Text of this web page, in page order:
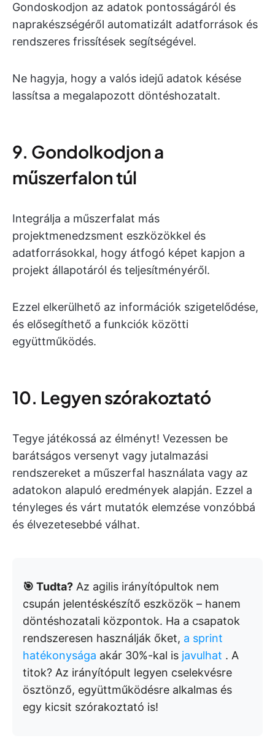
Gondoskodjon az adatok pontosságáról és
naprakészségéről automatizált adatforrások és
rendszeres frissítések segítségével.
Ne hagyja, hogy a valós idejű adatok késése
lassítsa a megalapozott döntéshozatalt.
9. Gondolkodjon a
műszerfalon túl
Integrálja a műszerfalat más
projektmenedzsment eszközökkel és
adatforrásokkal, hogy átfogó képet kapjon a
projekt állapotáról és teljesítményéről.
Ezzel elkerülhető az információk szigetelődése,
és elősegíthető a funkciók közötti
együttműködés.
10. Legyen szórakoztató
Tegye játékossá az élményt! Vezessen be
barátságos versenyt vagy jutalmazási
rendszereket a műszerfal használata vagy az
adatokon alapuló eredmények alapján. Ezzel a
tényleges és várt mutatók elemzése vonzóbbá
és élvezetesebbé válhat.
🎯 Tudta? Az agilis irányítópultok nem
csupán jelentéskészítő eszközök – hanem
döntéshozatali központok. Ha a csapatok
rendszeresen használják őket, a sprint
hatékonysága akár 30%-kal is javulhat . A
titok? Az irányítópult legyen cselekvésre
ösztönző, együttműködésre alkalmas és
egy kicsit szórakoztató is!